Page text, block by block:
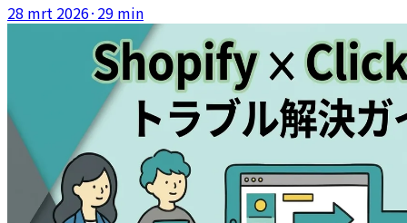
synchronisatie en adres- of tekencoderingsfouten: spring
direct naar het artikel dat je nodig hebt, opgebouwd
vanuit drie jaar praktijk en meer dan 2.200 zendingen.
28 mrt 2026· 29 min